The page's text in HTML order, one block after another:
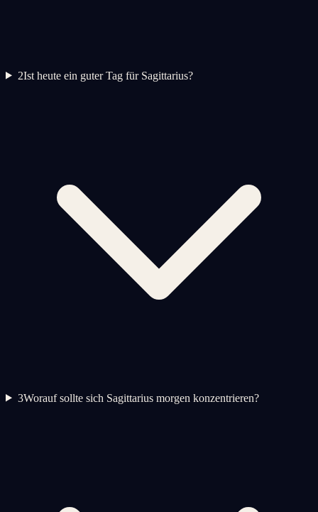
2Ist heute ein guter Tag für Sagittarius?
3Worauf sollte sich Sagittarius morgen konzentrieren?